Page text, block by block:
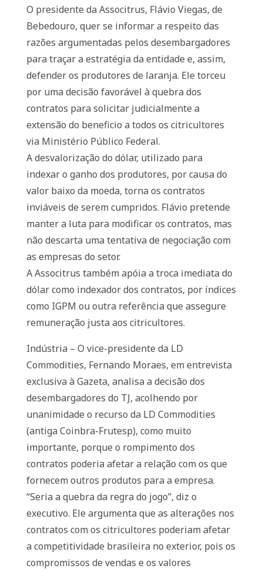
O presidente da Associtrus, Flávio Viegas, de
Bebedouro, quer se informar a respeito das
razões argumentadas pelos desembargadores
para traçar a estratégia da entidade e, assim,
defender os produtores de laranja. Ele torceu
por uma decisão favorável à quebra dos
contratos para solicitar judicialmente a
extensão do beneficio a todos os citricultores
via Ministério Público Federal.
A desvalorização do dólar, utilizado para
indexar o ganho dos produtores, por causa do
valor baixo da moeda, torna os contratos
inviáveis de serem cumpridos. Flávio pretende
manter a luta para modificar os contratos, mas
não descarta uma tentativa de negociação com
as empresas do setor.
A Associtrus também apóia a troca imediata do
dólar como indexador dos contratos, por índices
como IGPM ou outra referência que assegure
remuneração justa aos citricultores.
Indústria – O vice-presidente da LD
Commodities, Fernando Moraes, em entrevista
exclusiva à Gazeta, analisa a decisão dos
desembargadores do TJ, acolhendo por
unanimidade o recurso da LD Commodities
(antiga Coinbra-Frutesp), como muito
importante, porque o rompimento dos
contratos poderia afetar a relação com os que
fornecem outros produtos para a empresa.
“Seria a quebra da regra do jogo”, diz o
executivo. Ele argumenta que as alterações nos
contratos com os citricultores poderiam afetar
a competitividade brasileira no exterior, pois os
compromissos de vendas e os valores